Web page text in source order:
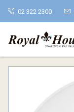
02 322 2300